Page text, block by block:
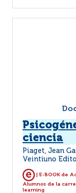
ciencia
Piaget, Jean
Veintiuno
| E-BOOK de
Alumnos de la
learning